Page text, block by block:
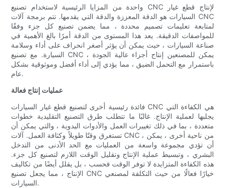
واحدة من المزايا الرئيسية لاستخدام تصنيع CNC لإنتاج قطع غيار
السيارات هو الدقة المعززة والدقة التي يقدمها. تتم برمجة آلات CNC
لمتابعة تعليمات تصميم محددة ، مما يضمن تصنيع كل جزء وفقًا
للمواصفات الدقيقة. يعد هذا المستوى من الدقة أمرًا بالغ الأهمية في
صناعة السيارات ، حيث يمكن أن يؤثر أصغر انحراف على أداء وسلامة
السيارة. مع تصنيع CNC ، يمكن للمصنعين إنتاج أجزاء عالية الجودة
باستمرار مع التحمل الضيق ، مما يؤدي إلى أداء أفضل وموثوقية بشكل
عام.
عمليات إنتاج فعالة
فائدة رئيسية أخرى لتصنيع قطع غيار السيارات CNC هي الكفاءة التي
يجلبها لعملية الإنتاج. غالبًا ما تتطلب طرق التصنيع التقليدية خطوات
متعددة ، بما في ذلك تغييرات العمل والأدوات اليدوية ، والتي يمكن أن
تستغرق وقتًا طويلاً وكثافة العمل. آلات CNC ، من ناحية أخرى ، يمكن
أن تؤدي مجموعة واسعة من العمليات مع الحد الأدنى من التدخل
البشري ، وتبسيط عملية الإنتاج وتقليل الوقت اللازم لتصنيع كل جزء.
هذه الكفاءة المتزايدة لا توفر الوقت فحسب ، بل يقلل أيضًا من تكاليف
الإنتاج ، مما يجعل تصنيع CNC خيارًا فعالًا من حيث التكلفة لمصنعي
السيارات.